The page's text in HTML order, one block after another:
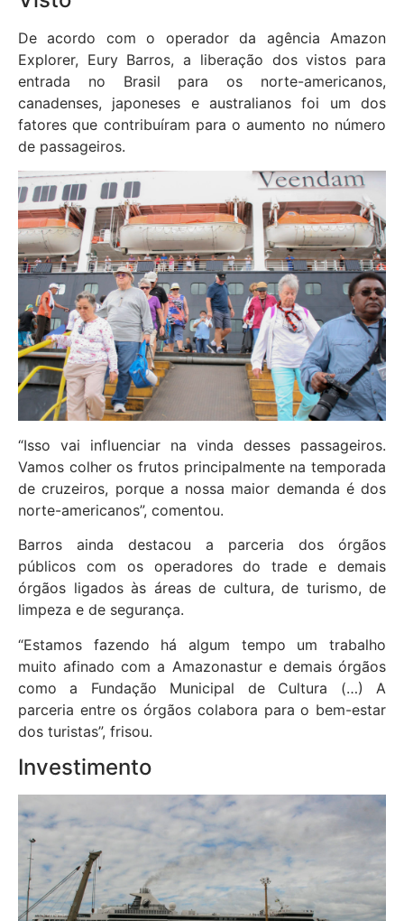
De acordo com o operador da agência Amazon
Explorer, Eury Barros, a liberação dos vistos para
entrada no Brasil para os norte-americanos,
canadenses, japoneses e australianos foi um dos
fatores que contribuíram para o aumento no número
de passageiros.
“Isso vai influenciar na vinda desses passageiros.
Vamos colher os frutos principalmente na temporada
de cruzeiros, porque a nossa maior demanda é dos
norte-americanos”, comentou.
Barros ainda destacou a parceria dos órgãos
públicos com os operadores do trade e demais
órgãos ligados às áreas de cultura, de turismo, de
limpeza e de segurança.
“Estamos fazendo há algum tempo um trabalho
muito afinado com a Amazonastur e demais órgãos
como a Fundação Municipal de Cultura (…) A
parceria entre os órgãos colabora para o bem-estar
dos turistas”, frisou.
Investimento